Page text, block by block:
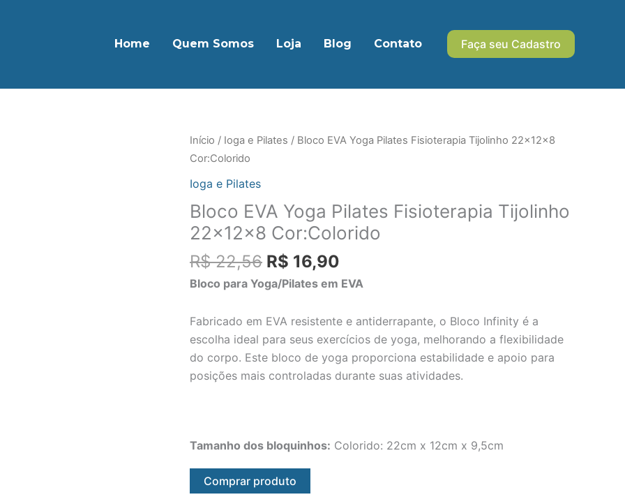
Home Quem Somos Loja Blog Contato Faça seu Cadastro
Início / Ioga e Pilates / Bloco EVA Yoga Pilates Fisioterapia Tijolinho 22x12x8
Cor:Colorido
Ioga e Pilates
Bloco EVA Yoga Pilates Fisioterapia Tijolinho
22x12x8 Cor:Colorido
R$22,56
O
R$ 22,56.
R$ 16,90
O
R$ 16,90.
Bloco para Yoga/Pilates em EVA
Fabricado em EVA resistente e antiderrapante, o Bloco Infinity é a
escolha ideal para seus exercícios de yoga, melhorando a flexibilidade
do corpo. Este bloco de yoga proporciona estabilidade e apoio para
posições mais controladas durante suas atividades.
Tamanho dos bloquinhos: Colorido: 22cm x 12cm x 9,5cm
Comprar produto